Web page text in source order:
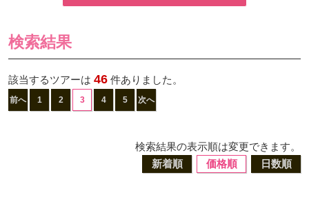
検索結果
該当するツアーは 46 件ありました。
前へ 1 2 3 4 5 次へ
検索結果の表示順は変更できます。
新着順
価格順 日数順